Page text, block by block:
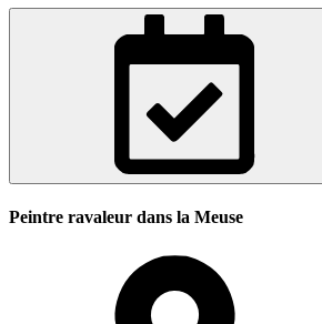
Peintre ravaleur dans la Meuse